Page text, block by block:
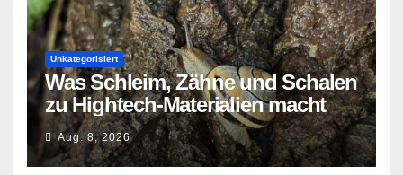
Unkategorisiert
Was Schleim, Zähne und Schalen
zu Hightech-Materialien macht
Aug. 8, 2026